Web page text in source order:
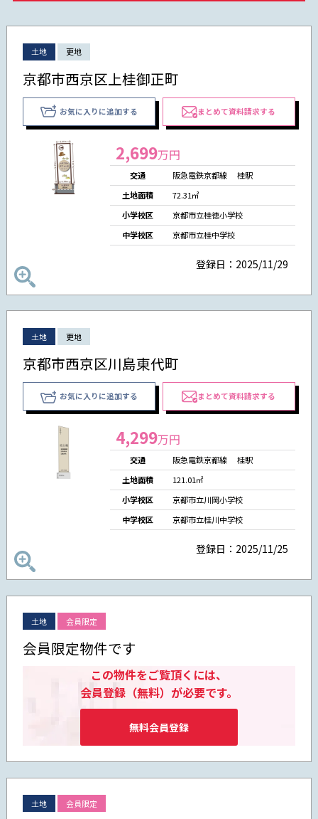
土地 更地
京都市西京区上桂御正町
お気に入りに追加する まとめて資料請求する
2,699万円
交通
阪急電鉄京都線 桂駅
土地面積
72.31㎡
小学校区
京都市立桂徳小学校
中学校区
京都市立桂中学校
登録日：2025/11/29
土地 更地
京都市西京区川島東代町
お気に入りに追加する まとめて資料請求する
4,299万円
交通
阪急電鉄京都線 桂駅
土地面積
121.01㎡
小学校区
京都市立川岡小学校
中学校区
京都市立桂川中学校
登録日：2025/11/25
土地 会員限定
会員限定物件です
この物件をご覧頂くには、
会員登録（無料）が必要です。
無料会員登録
土地 会員限定